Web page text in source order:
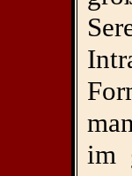
im